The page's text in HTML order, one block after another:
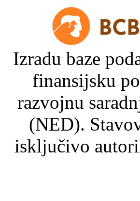
Izradu baze
finansijsku
razvojnu
(NED).
isključivo